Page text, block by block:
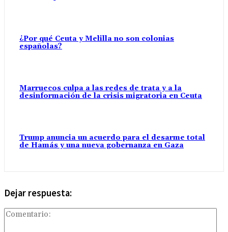
¿Por qué Ceuta y Melilla no son colonias
españolas?
Marruecos culpa a las redes de trata y a la
desinformación de la crisis migratoria en Ceuta
Trump anuncia un acuerdo para el desarme total
de Hamás y una nueva gobernanza en Gaza
Dejar respuesta: